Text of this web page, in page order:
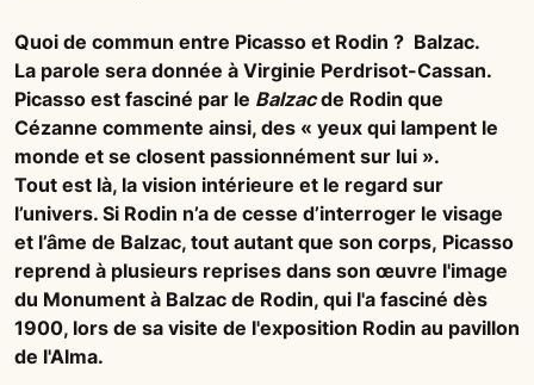
Quoi de commun entre Picasso et Rodin ? Balzac.
La parole sera donnée à Virginie Perdrisot-Cassan.
Picasso est fasciné par le Balzacde Rodin que
Cézanne commente ainsi, des « yeux qui lampent le
monde et se closent passionnément sur lui ».
Tout est là, la vision intérieure et le regard sur
l’univers. Si Rodin n’a de cesse d’interroger le visage
et l’âme de Balzac, tout autant que son corps, Picasso
reprend à plusieurs reprises dans son œuvre l'image
du Monument à Balzac de Rodin, qui l'a fasciné dès
1900, lors de sa visite de l'exposition Rodin au pavillon
de l'Alma.